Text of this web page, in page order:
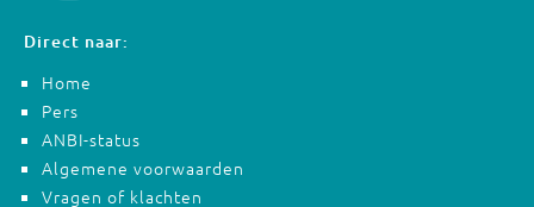
Direct naar:
Home
Pers
ANBI-status
Algemene voorwaarden
Vragen of klachten